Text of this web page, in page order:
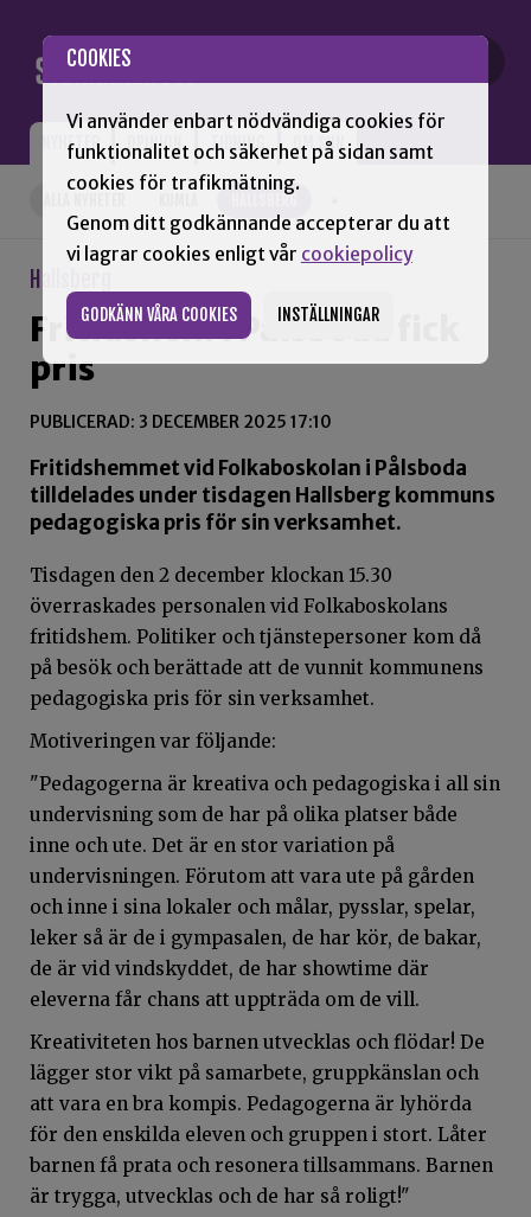
COOKIES
Vi använder enbart nödvändiga cookies för
funktionalitet och säkerhet på sidan samt
cookies för trafikmätning.
Genom ditt godkännande accepterar du att
vi lagrar cookies enligt vår cookiepolicy
GODKÄNN VÅRA COOKIES INSTÄLLNINGAR
NYHETER OPINION TIDNING OM SNN
HALLSBERG
Hallsberg
Fritidshem i Pålsboda fick
pris
PUBLICERAD: 3 DECEMBER 2025 17:10
Fritidshemmet vid Folkaboskolan i Pålsboda
tilldelades under tisdagen Hallsberg kommuns
pedagogiska pris för sin verksamhet.
Tisdagen den 2 december klockan 15.30
överraskades personalen vid Folkaboskolans
fritidshem. Politiker och tjänstepersoner kom då
på besök och berättade att de vunnit kommunens
pedagogiska pris för sin verksamhet.
Motiveringen var följande:
"Pedagogerna är kreativa och pedagogiska i all sin
undervisning som de har på olika platser både
inne och ute. Det är en stor variation på
undervisningen. Förutom att vara ute på gården
och inne i sina lokaler och målar, pysslar, spelar,
leker så är de i gympasalen, de har kör, de bakar,
de är vid vindskyddet, de har showtime där
eleverna får chans att uppträda om de vill.
Kreativiteten hos barnen utvecklas och flödar! De
lägger stor vikt på samarbete, gruppkänslan och
att vara en bra kompis. Pedagogerna är lyhörda
för den enskilda eleven och gruppen i stort. Låter
barnen få prata och resonera tillsammans. Barnen
är trygga, utvecklas och de har så roligt!"